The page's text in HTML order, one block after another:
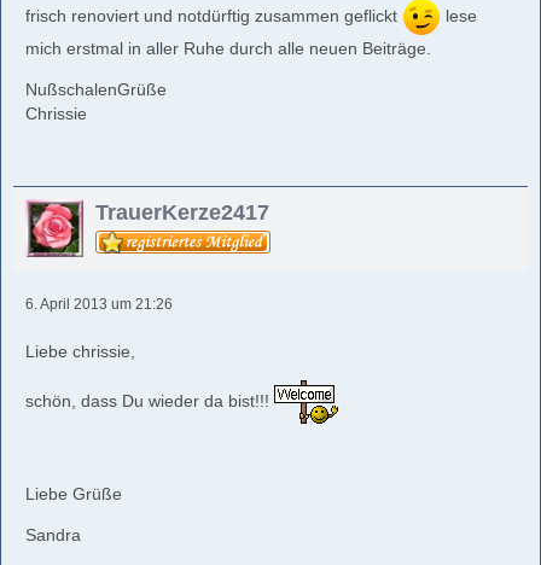
frisch renoviert und notdürftig zusammen geflickt
lese
mich erstmal in aller Ruhe durch alle neuen Beiträge.
NußschalenGrüße
Chrissie
TrauerKerze2417
6. April 2013 um 21:26
Liebe chrissie,
schön, dass Du wieder da bist!!!
Liebe Grüße
Sandra